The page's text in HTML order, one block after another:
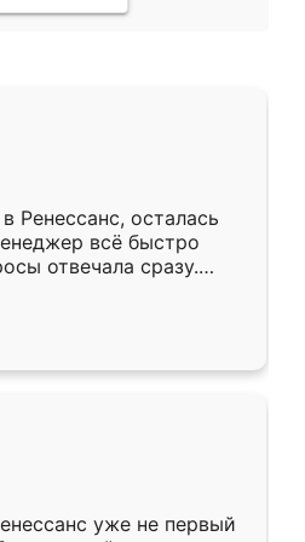
Ренессанс, осталась
всё быстро
отвечала сразу.
субботу, подошёл к
Собрали
аккуратно, даже
уже не первый